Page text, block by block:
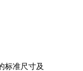
标准尺寸及